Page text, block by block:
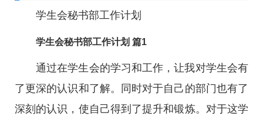
学生会秘书部工作计划
学生会秘书部工作计划 篇1
通过在学生会的学习和工作，让我对学生会有
了更深的认识和了解。同时对于自己的部门也有了
深刻的认识，使自己得到了提升和锻炼。对于这学